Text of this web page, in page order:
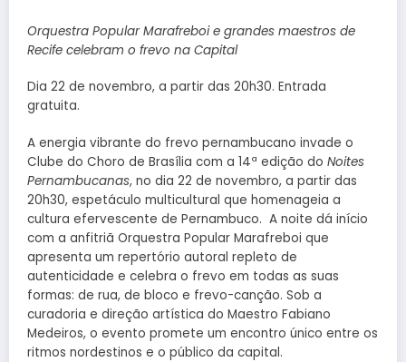
Orquestra Popular Marafreboi e grandes maestros de
Recife celebram o frevo na Capital
Dia 22 de novembro, a partir das 20h30. Entrada
gratuita.
A energia vibrante do frevo pernambucano invade o
Clube do Choro de Brasília com a 14ª edição do Noites
Pernambucanas, no dia 22 de novembro, a partir das
20h30, espetáculo multicultural que homenageia a
cultura efervescente de Pernambuco. A noite dá início
com a anfitriã Orquestra Popular Marafreboi que
apresenta um repertório autoral repleto de
autenticidade e celebra o frevo em todas as suas
formas: de rua, de bloco e frevo-canção. Sob a
curadoria e direção artística do Maestro Fabiano
Medeiros, o evento promete um encontro único entre os
ritmos nordestinos e o público da capital.